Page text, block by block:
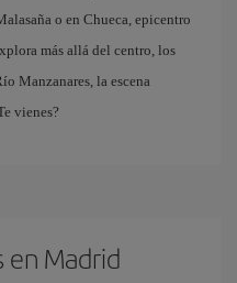
o en Chueca, epicentro
más allá del centro, los
Manzanares, la escena
vienes?
en Madrid